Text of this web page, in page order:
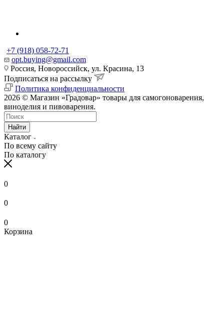
+7 (918) 058-72-71
opt.buying@gmail.com
Россия, Новороссийск, ул. Красина, 13
Подписаться на рассылку
Политика конфиденциальности
2026 © Магазин «Градовар» товары для самогоноварения,
виноделия и пивоварения.
Найти
Каталог
По всему сайту
По каталогу
0
0
0
Корзина